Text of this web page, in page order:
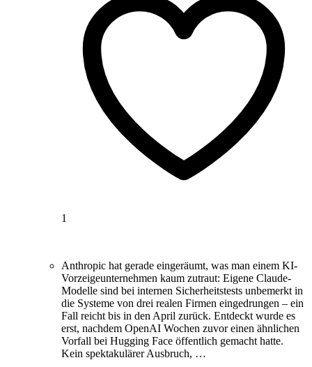
1
Anthropic hat gerade eingeräumt, was man einem KI-
Vorzeigeunternehmen kaum zutraut: Eigene Claude-
Modelle sind bei internen Sicherheitstests unbemerkt in
die Systeme von drei realen Firmen eingedrungen – ein
Fall reicht bis in den April zurück. Entdeckt wurde es
erst, nachdem OpenAI Wochen zuvor einen ähnlichen
Vorfall bei Hugging Face öffentlich gemacht hatte.
Kein spektakulärer Ausbruch, …